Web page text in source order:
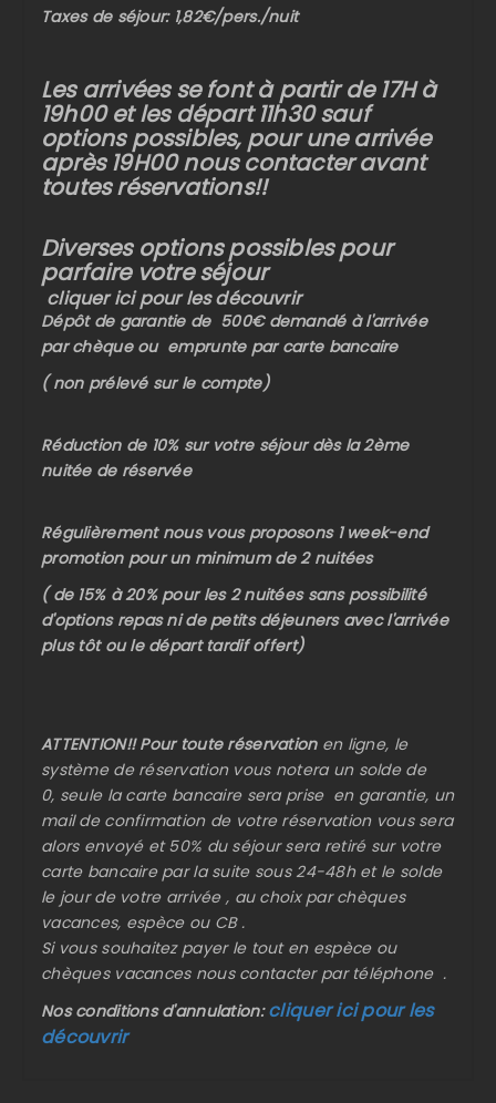
Taxes de séjour: 1,82€/pers./nuit
Les arrivées se font à partir de 17H à
19h00 et les départ 11h30 sauf
options possibles, pour une arrivée
après 19H00 nous contacter avant
toutes réservations!!
Diverses options possibles pour
parfaire votre séjour
cliquer ici pour les découvrir
Dépôt de garantie de 500€ demandé à l'arrivée
par chèque ou emprunte par carte bancaire
( non prélevé sur le compte)
Réduction de 10% sur votre séjour dès la 2ème
nuitée de réservée
Régulièrement nous vous proposons 1 week-end
promotion pour un minimum de 2 nuitées
( de 15% à 20% pour les 2 nuitées sans possibilité
d'options repas ni de petits déjeuners avec l'arrivée
plus tôt ou le départ tardif offert)
ATTENTION!! Pour toute réservationen ligne, le
système de réservation vous notera un solde de
0, seule la carte bancaire sera prise en garantie, un
mail de confirmation de votre réservation vous sera
alors envoyé et 50% du séjour sera retiré sur votre
carte bancaire par la suite sous 24-48h et le solde
le jour de votre arrivée , au choix par chèques
vacances, espèce ou CB .
Si vous souhaitez payer le tout en espèce ou
chèques vacances nous contacter par téléphone .
Nos conditions d'annulation:cliquer ici pour les
découvrir